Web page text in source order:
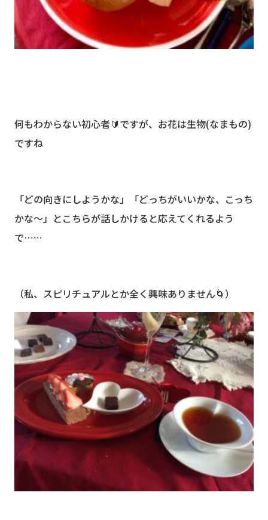
何もわからない初心者🔰ですが、お花は生物(なまもの)
ですね
「どの向きにしようかな」「どっちがいいかな、こっち
かな〜」とこちらが話しかけると応えてくれるよう
で……
（私、スピリチュアルとか全く興味ありません🌀）